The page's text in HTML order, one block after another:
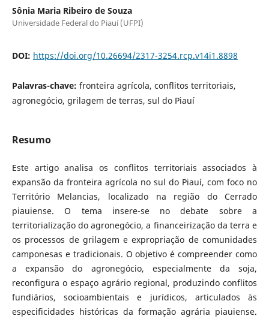
Sônia Maria Ribeiro de Souza
Universidade Federal do Piauí (UFPI)
DOI: https://doi.org/10.26694/2317-3254.rcp.v14i1.8898
Palavras-chave: fronteira agrícola, conflitos territoriais,
agronegócio, grilagem de terras, sul do Piauí
Resumo
Este artigo analisa os conflitos territoriais associados à
expansão da fronteira agrícola no sul do Piauí, com foco no
Território Melancias, localizado na região do Cerrado
piauiense. O tema insere-se no debate sobre a
territorialização do agronegócio, a financeirização da terra e
os processos de grilagem e expropriação de comunidades
camponesas e tradicionais. O objetivo é compreender como
a expansão do agronegócio, especialmente da soja,
reconfigura o espaço agrário regional, produzindo conflitos
fundiários, socioambientais e jurídicos, articulados às
especificidades históricas da formação agrária piauiense.